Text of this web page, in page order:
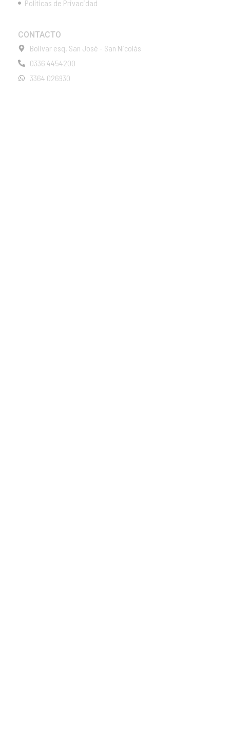
Políticas de Privacidad
CONTACTO
Bolivar esq. San José - San Nicolás
0336 4454200
3364 026930